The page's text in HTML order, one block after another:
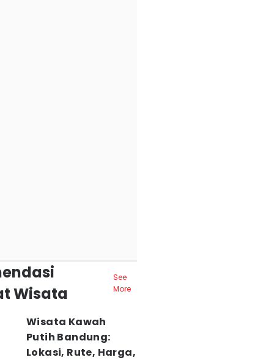
Wisata
See
More
Wisata Kawah
Putih Bandung:
Lokasi, Rute, Harga,